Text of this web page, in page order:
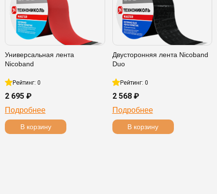
Универсальная лента
Nicoband
Рейтинг: 0
2 695 ₽
Подробнее
В корзину
Двусторонняя лента Nicoband
Duo
Рейтинг: 0
2 568 ₽
Подробнее
В корзину